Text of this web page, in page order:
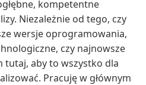
kompetentne
Niezależnie od tego, czy
wersje oprogramowania,
czy najnowsze
tutaj, aby to wszystko dla
Pracuję w głównym